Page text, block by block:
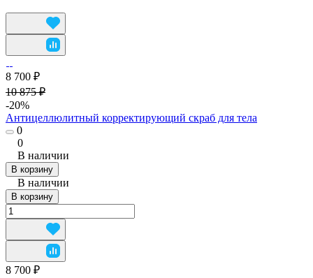
8 700 ₽
10 875 ₽
-20%
Антицеллюлитный корректирующий скраб для тела
0
0
В наличии
В корзину
В наличии
В корзину
8 700 ₽